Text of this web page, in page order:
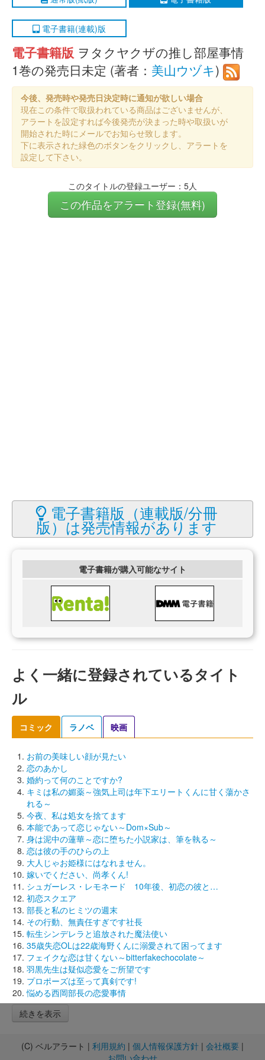
電子書籍(連載)版
電子書籍版 ヲタクヤクザの推し部屋事情
1巻の発売日未定 (著者： 美山ウヅキ)
今後、発売時や発売日決定時に通知が欲しい場合
現在この条件で取扱われている商品はございませんが、
アラートを設定すれば今後発売が決まった時や取扱いが
開始された時にメールでお知らせ致します。
下に表示された緑色のボタンをクリックし、アラートを
設定して下さい。
このタイトルの登録ユーザー：5人
この作品をアラート登録(無料)
電子書籍版（連載版/分冊
版）は発売情報があります
電子書籍が購入可能なサイト
よく一緒に登録されているタイト
ル
コミック ラノベ 映画
お前の美味しい顔が見たい
恋のあかし
婚約って何のことですか?
キミは私の媚薬～強気上司は年下エリートくんに甘く蕩かさ
れる～
今夜、私は処女を捨てます
本能であって恋じゃない～Dom×Sub～
身は泥中の蓮華～恋に堕ちた小説家は、筆を執る～
恋は彼の手のひらの上
大人じゃお姫様にはなれません。
嫁いでください、尚孝くん!
シュガーレス・レモネード 10年後、初恋の彼と…
初恋スクエア
部長と私のヒミツの週末
その行動、無責任すぎです社長
転生シンデレラと追放された魔法使い
35歳失恋OLは22歳海野くんに溺愛されて困ってます
フェイクな恋は甘くない～bitterfakechocolate～
羽黒先生は疑似恋愛をご所望です
プロポーズは至って真剣です!
悩める西岡部長の恋愛事情
続きを表示
(C) ベルアラート | 利用規約 | 個人情報保護方針 | 会社概要 |
お問い合わせ